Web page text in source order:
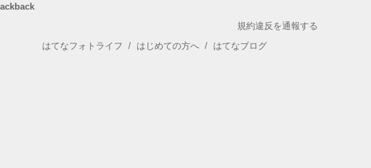
規約違反を通報する
はてなフォトライフ / はじめての方へ / はてなブログ